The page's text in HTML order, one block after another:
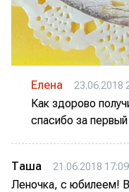
Елена 23.06.2018
Как здорово
спасибо за
Таша 21.06.2018 17:09
Леночка, с юбилеем!